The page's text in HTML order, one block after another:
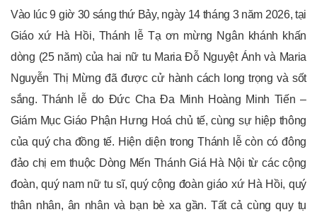
Vào lúc 9 giờ 30 sáng thứ Bảy, ngày 14 tháng 3 năm 2026, tại
Giáo xứ Hà Hồi, Thánh lễ Tạ ơn mừng Ngân khánh khấn
dòng (25 năm) của hai nữ tu Maria Đỗ Nguyệt Ánh và Maria
Nguyễn Thị Mừng đã được cử hành cách long trọng và sốt
sắng. Thánh lễ do Đức Cha Đa Minh Hoàng Minh Tiến –
Giám Mục Giáo Phận Hưng Hoá chủ tế, cùng sự hiệp thông
của quý cha đồng tế. Hiện diện trong Thánh lễ còn có đông
đảo chị em thuộc Dòng Mến Thánh Giá Hà Nội từ các cộng
đoàn, quý nam nữ tu sĩ, quý cộng đoàn giáo xứ Hà Hồi, quý
thân nhân, ân nhân và bạn bè xa gần. Tất cả cùng quy tụ